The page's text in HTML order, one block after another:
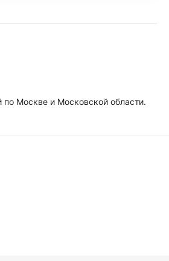
по Москве и Московской области.